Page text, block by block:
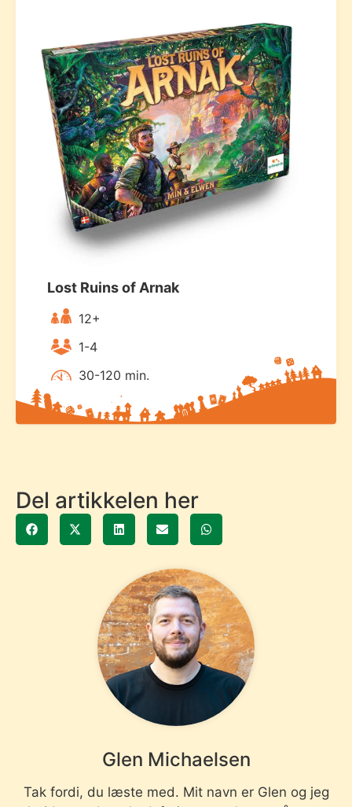
Lost Ruins of Arnak
12+
1-4
30-120 min.
Del artikkelen her
Glen Michaelsen
Tak fordi, du læste med. Mit navn er Glen og jeg